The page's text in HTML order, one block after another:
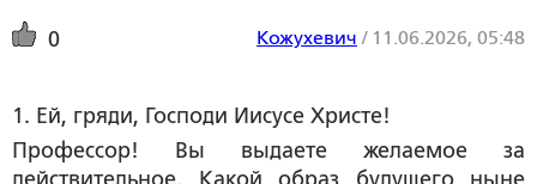
0 Кожухевич / 11.06.2026, 05:48
1. Ей, гряди, Господи Иисусе Христе!
Профессор! Вы выдаете желаемое за
действительное. Какой образ будущего ныне